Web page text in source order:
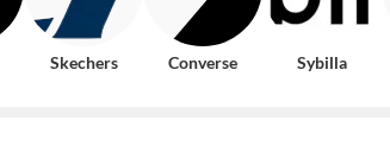
Skechers Converse Sybilla